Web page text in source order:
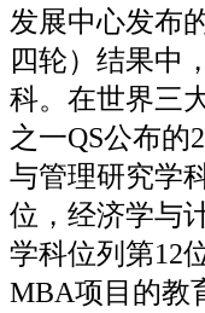
发展中心发布
四轮）结果中
科。在世界三
之一QS公布的
与管理研究学
位，经济学与
学科位列第12
MBA项目的教